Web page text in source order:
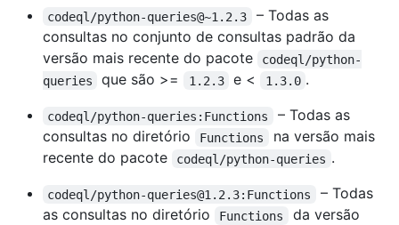
codeql/python-queries@~1.2.3
– Todas as
consultas no conjunto de consultas padrão da
versão mais recente do pacote
codeql/python-
queries
que são >= 1.2.3 e < 1.3.0 .
codeql/python-queries:Functions
– Todas as
consultas no diretório
Functions
na versão mais
recente do pacote
codeql/python-queries .
codeql/python-queries@1.2.3:Functions
– Todas
as consultas no diretório
Functions
da versão